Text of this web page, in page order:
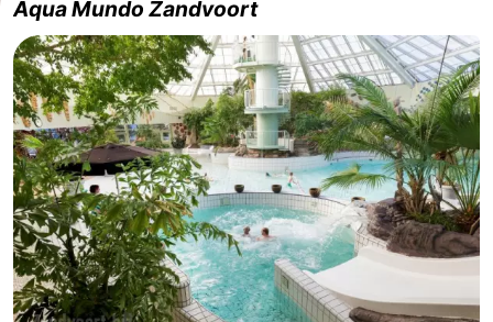
De
Gouden
Spar
-
De
Noordduinen
-
Duinresort
Dunimar
-
Noordwijkse
Duinen
-
Parc
du
Hotels
Zimmer
Aqua Mundo Zandvoort